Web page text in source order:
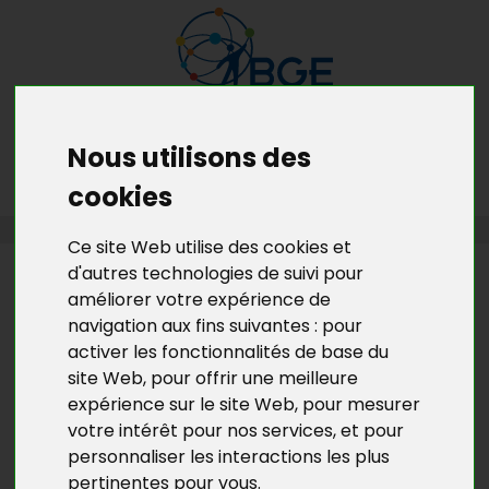
Nous utilisons des
cookies
Ce site Web utilise des cookies et
d'autres technologies de suivi pour
améliorer votre expérience de
navigation aux fins suivantes : pour
activer les fonctionnalités de base du
site Web, pour offrir une meilleure
expérience sur le site Web, pour mesurer
votre intérêt pour nos services,et pour
personnaliser les interactions les plus
pertinentes pour vous.
MENU MON RDV GRATUIT
L’ACTU DE BGE YVELINES
HISTOIRE D’UNE RENCONTRE
ENTRE LE DLA 78 ET LES AGV
(ASSOCIATIONS DE
GYMNASTIQUE VOLONTAIRE) DE
VERSAILLES.